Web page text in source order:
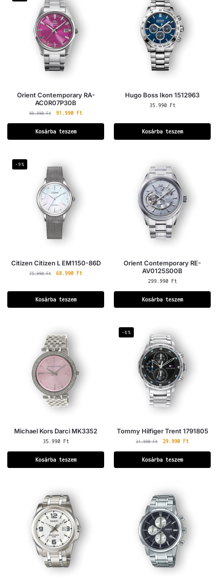
Orient Contemporary RA-
AC0R07P30B
99.990Ft 91.990 Ft
Kosárba teszem
Hugo Boss Ikon 1512963
35.990 Ft
Kosárba teszem
-9%
Citizen Citizen L EM1150-86D
75.990Ft 68.990 Ft
Kosárba teszem
Orient Contemporary RE-
AV0125S00B
299.990 Ft
Kosárba teszem
Michael Kors Darci MK3352
35.990 Ft
Kosárba teszem
-6%
Tommy Hilfiger Trent 1791805
31.990Ft 29.990 Ft
Kosárba teszem